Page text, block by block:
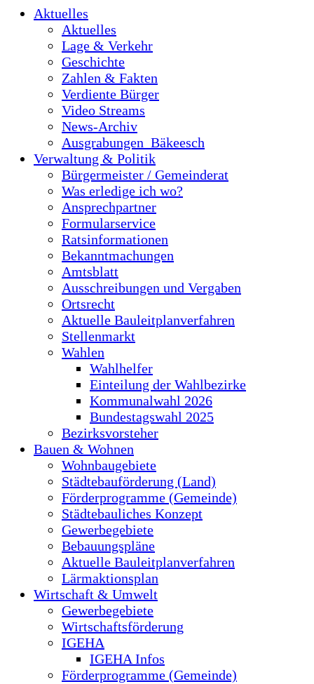
Aktuelles
Aktuelles
Lage & Verkehr
Geschichte
Zahlen & Fakten
Verdiente Bürger
Video Streams
News-Archiv
Ausgrabungen_Bäkeesch
Verwaltung & Politik
Bürgermeister / Gemeinderat
Was erledige ich wo?
Ansprechpartner
Formularservice
Ratsinformationen
Bekanntmachungen
Amtsblatt
Ausschreibungen und Vergaben
Ortsrecht
Aktuelle Bauleitplanverfahren
Stellenmarkt
Wahlen
Wahlhelfer
Einteilung der Wahlbezirke
Kommunalwahl 2026
Bundestagswahl 2025
Bezirksvorsteher
Bauen & Wohnen
Wohnbaugebiete
Städtebauförderung (Land)
Förderprogramme (Gemeinde)
Städtebauliches Konzept
Gewerbegebiete
Bebauungspläne
Aktuelle Bauleitplanverfahren
Lärmaktionsplan
Wirtschaft & Umwelt
Gewerbegebiete
Wirtschaftsförderung
IGEHA
IGEHA Infos
Förderprogramme (Gemeinde)